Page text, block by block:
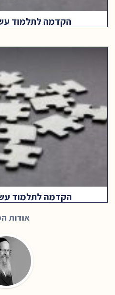
הקדמה לתלמוד עשר
הקדמה לתלמוד עשר
אודות